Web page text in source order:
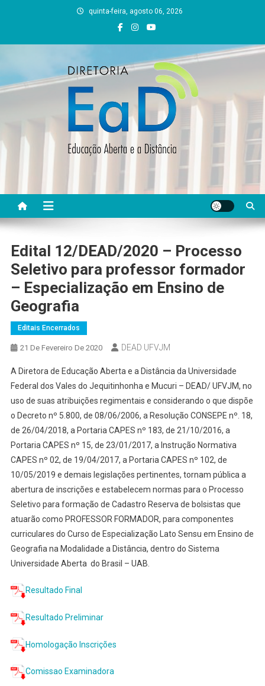
quinta-feira, agosto 06, 2026
DEAD UFVJM
Edital 12/DEAD/2020 – Processo
Seletivo para professor formador
– Especialização em Ensino de
Geografia
Editais Encerrados
21 De Fevereiro De 2020 DEAD UFVJM
A Diretora de Educação Aberta e a Distância da Universidade
Federal dos Vales do Jequitinhonha e Mucuri – DEAD/ UFVJM, no
uso de suas atribuições regimentais e considerando o que dispõe
o Decreto nº 5.800, de 08/06/2006, a Resolução CONSEPE nº. 18,
de 26/04/2018, a Portaria CAPES nº 183, de 21/10/2016, a
Portaria CAPES nº 15, de 23/01/2017, a Instrução Normativa
CAPES nº 02, de 19/04/2017, a Portaria CAPES nº 102, de
10/05/2019 e demais legislações pertinentes, tornam pública a
abertura de inscrições e estabelecem normas para o Processo
Seletivo para formação de Cadastro Reserva de bolsistas que
atuarão como PROFESSOR FORMADOR, para componentes
curriculares do Curso de Especialização Lato Sensu em Ensino de
Geografia na Modalidade a Distância, dentro do Sistema
Universidade Aberta do Brasil – UAB.
Resultado Final
Resultado Preliminar
Homologação Inscrições
Comissao Examinadora